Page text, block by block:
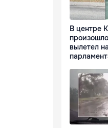
В центре
вылетел